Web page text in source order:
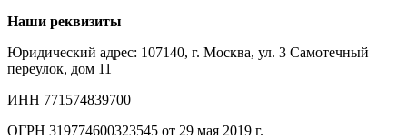
Наши реквизиты
Юридический адрес: 107140, г. Москва, ул. 3 Самотечный
переулок, дом 11
ИНН 771574839700
ОГРН 319774600323545 от 29 мая 2019 г.